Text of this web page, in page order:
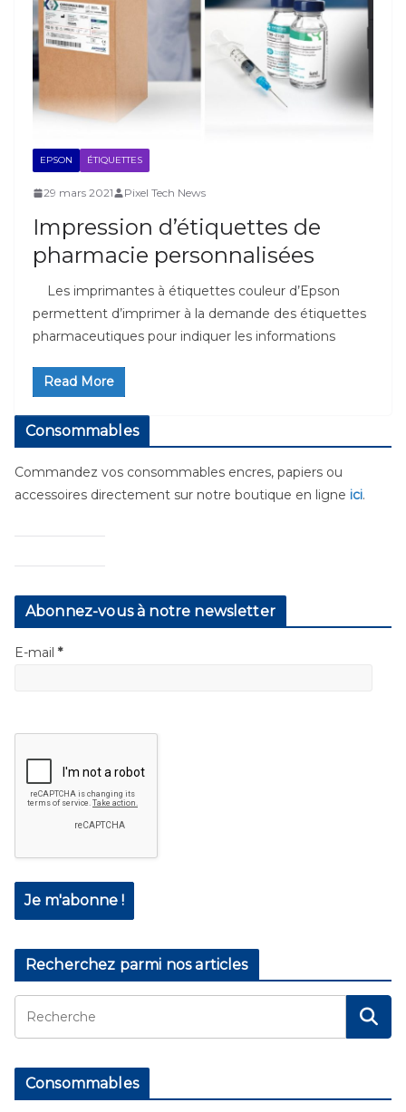
EPSON ÉTIQUETTES
29 mars 2021 Pixel Tech News
Impression d’étiquettes de
pharmacie personnalisées
Les imprimantes à étiquettes couleur d’Epson
permettent d’imprimer à la demande des étiquettes
pharmaceutiques pour indiquer les informations
Read More
Consommables
Commandez vos consommables encres, papiers ou
accessoires directement sur notre boutique en ligne ici.
Abonnez-vous à notre newsletter
E-mail *
Recherchez parmi nos articles
Consommables